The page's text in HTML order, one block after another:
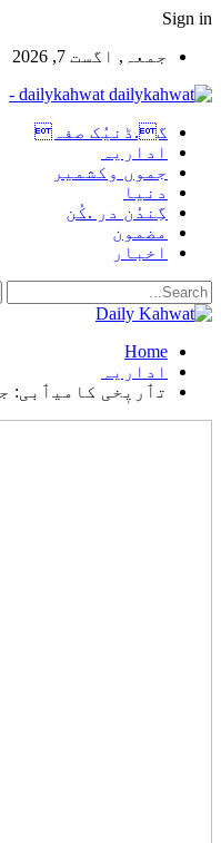
Sign in
جمعہ, اگست 7, 2026
dailykahwat -
گ.ڈنیُک صفہ
اداریہ
جموں وکشمیر
دنیا
گِندُن در .کُن
مضمون
اخبار
Home
اداریہ
تٲریٖخی کامیٲبی: